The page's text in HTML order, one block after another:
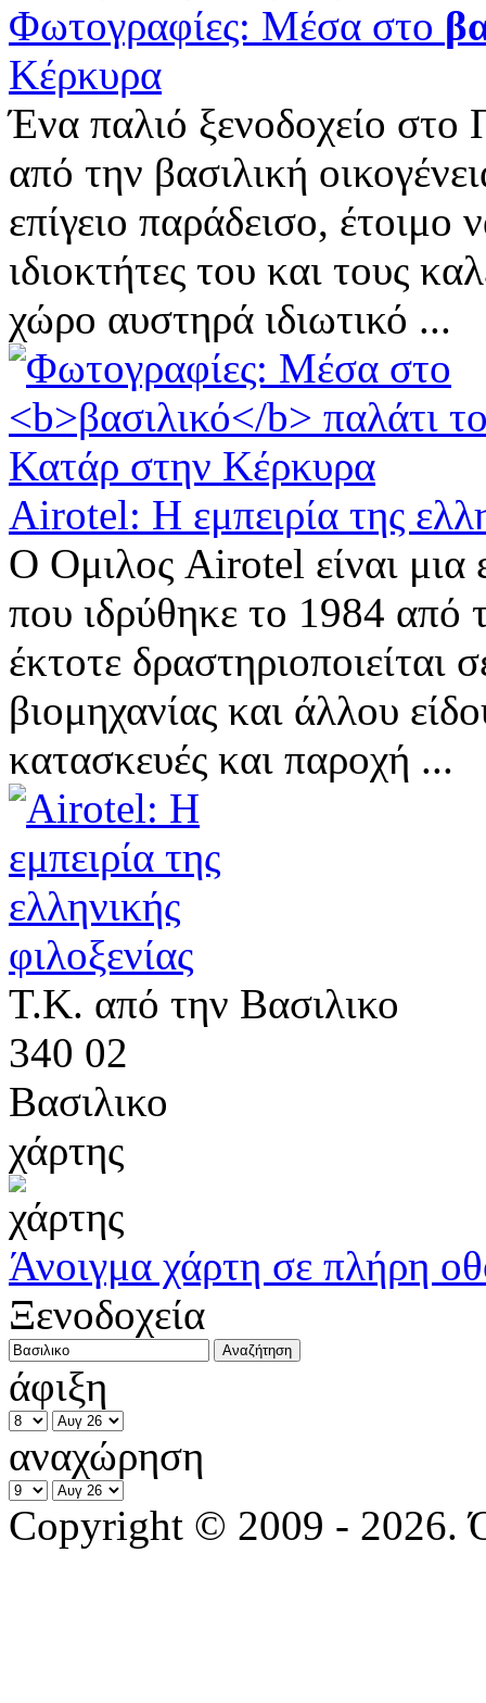
Φωτογραφίες: Μέσα στο
Κέρκυρα
Ένα παλιό ξενοδοχείο στο
από την βασιλική
επίγειο παράδεισο, έτοιμο
ιδιοκτήτες του και τους
χώρο αυστηρά ιδιωτικό ...
Airotel: Η εμπειρία της
Ο Ομιλος Airotel είναι μια
που ιδρύθηκε το 1984 από
έκτοτε δραστηριοποιείται
βιομηχανίας και άλλου
κατασκευές και παροχή ...
Τ.Κ. από την Βασιλικο
340 02
Βασιλικο
χάρτης
Άνοιγμα χάρτη σε πλήρη
Ξενοδοχεία
άφιξη
αναχώρηση
Copyright © 2009 - 2026.